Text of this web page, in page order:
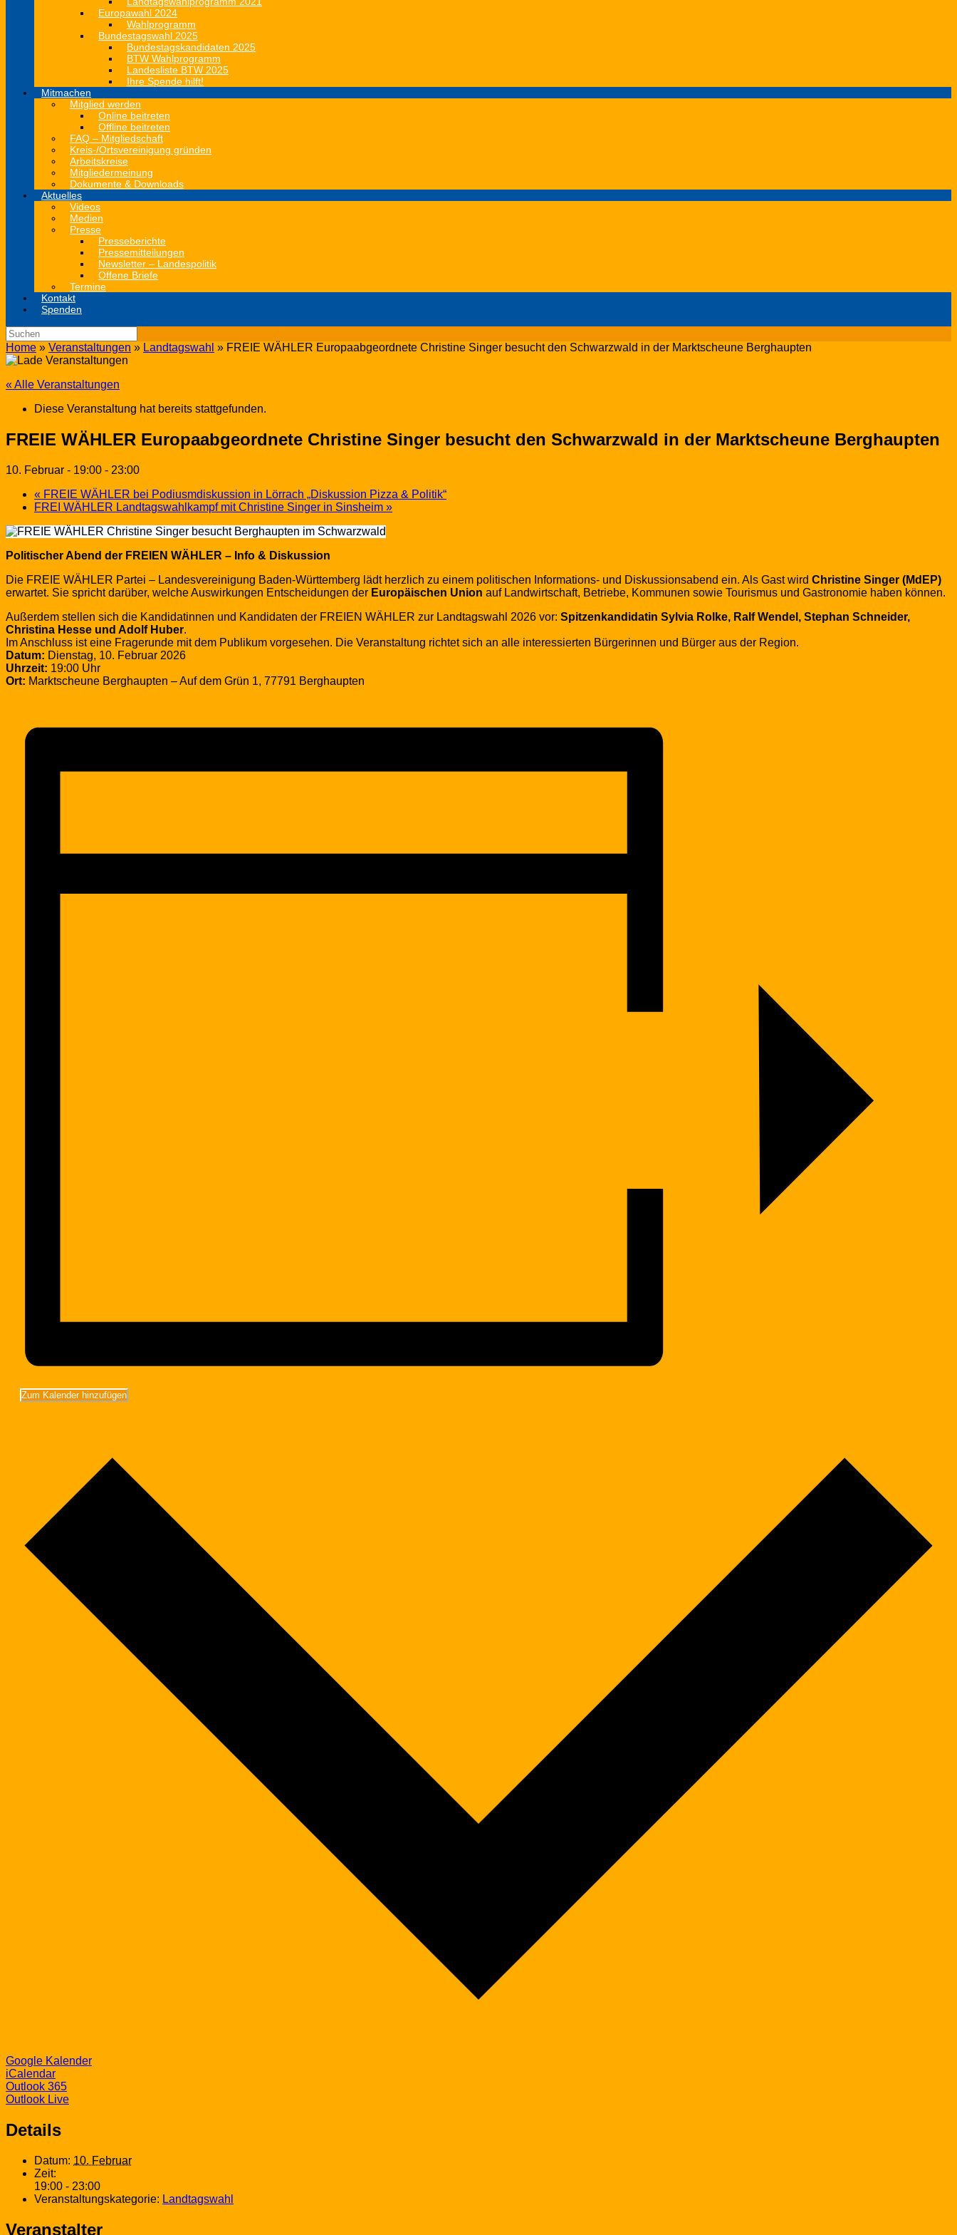
Europawahl 2024
Wahlprogramm
Bundestagswahl 2025
Bundestagskandidaten 2025
BTW Wahlprogramm
Landesliste BTW 2025
Ihre Spende hilft!
Mitmachen
Mitglied werden
Online beitreten
Offline beitreten
FAQ – Mitgliedschaft
Kreis-/Ortsvereinigung gründen
Arbeitskreise
Mitgliedermeinung
Dokumente & Downloads
Aktuelles
Videos
Medien
Presse
Presseberichte
Pressemitteilungen
Newsletter – Landespolitik
Offene Briefe
Termine
Kontakt
Spenden
Suche
nach:
Home » Veranstaltungen » Landtagswahl » FREIE WÄHLER Europaabgeordnete Christine Singer besucht den Schwarzwald in der Marktscheune Berghaupten
« Alle Veranstaltungen
Diese Veranstaltung hat bereits stattgefunden.
FREIE WÄHLER Europaabgeordnete Christine Singer besucht den Schwarzwald in der Marktscheune Berghaupten
10. Februar - 19:00 - 23:00
« FREIE WÄHLER bei Podiusmdiskussion in Lörrach „Diskussion Pizza & Politik“
FREI WÄHLER Landtagswahlkampf mit Christine Singer in Sinsheim »
Politischer Abend der FREIEN WÄHLER – Info & Diskussion
Die FREIE WÄHLER Partei – Landesvereinigung Baden-Württemberg lädt herzlich zu einem politischen Informations- und Diskussionsabend ein. Als Gast wird Christine Singer (MdEP)
erwartet. Sie spricht darüber, welche Auswirkungen Entscheidungen der Europäischen Union auf Landwirtschaft, Betriebe, Kommunen sowie Tourismus und Gastronomie haben können.
Außerdem stellen sich die Kandidatinnen und Kandidaten der FREIEN WÄHLER zur Landtagswahl 2026 vor: Spitzenkandidatin Sylvia Rolke, Ralf Wendel, Stephan Schneider,
Christina Hesse und Adolf Huber.
Im Anschluss ist eine Fragerunde mit dem Publikum vorgesehen. Die Veranstaltung richtet sich an alle interessierten Bürgerinnen und Bürger aus der Region.
Datum: Dienstag, 10. Februar 2026
Uhrzeit: 19:00 Uhr
Ort: Marktscheune Berghaupten – Auf dem Grün 1, 77791 Berghaupten
Zum Kalender hinzufügen
Google Kalender
iCalendar
Outlook 365
Outlook Live
Details
Datum: 10. Februar
Zeit:
19:00 - 23:00
Veranstaltungskategorie: Landtagswahl
Veranstalter